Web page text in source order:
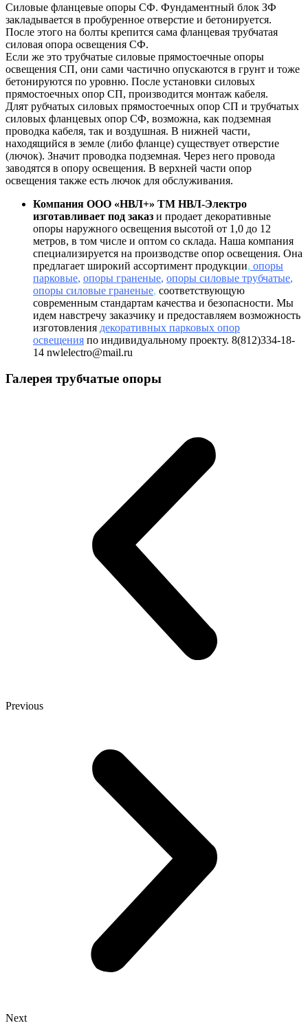
Силовые фланцевые опоры СФ. Фундаментный блок ЗФ
закладывается в пробуренное отверстие и бетонируется.
После этого на болты крепится сама фланцевая трубчатая
силовая опора освещения СФ.
Если же это трубчатые силовые прямостоечные опоры
освещения СП, они сами частично опускаются в грунт и тоже
бетонируются по уровню. После установки силовых
прямостоечных опор СП, производится монтаж кабеля.
Длят рубчатых силовых прямостоечных опор СП и трубчатых
силовых фланцевых опор СФ, возможна, как подземная
проводка кабеля, так и воздушная. В нижней части,
находящийся в земле (либо фланце) существует отверстие
(лючок). Значит проводка подземная. Через него провода
заводятся в опору освещения. В верхней части опор
освещения также есть лючок для обслуживания.
Компания ООО «НВЛ+» ТМ НВЛ-Электро
изготавливает под заказ и продает декоративные
опоры наружного освещения высотой от 1,0 до 12
метров, в том числе и оптом со склада. Наша компания
специализируется на производстве опор освещения. Она
предлагает широкий ассортимент продукции, опоры
парковые, опоры граненые, опоры силовые трубчатые,
опоры силовые граненые, соответствующую
современным стандартам качества и безопасности. Мы
идем навстречу заказчику и предоставляем возможность
изготовления декоративных парковых опор
освещения по индивидуальному проекту. 8(812)334-18-
14 nwlelectro@mail.ru
Галерея трубчатые опоры
Previous
Next